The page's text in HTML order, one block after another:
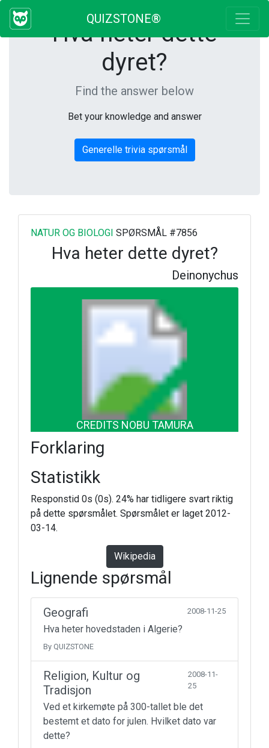
QUIZSTONE®
Hva heter dette
dyret?
Find the answer below
Bet your knowledge and answer
Generelle trivia spørsmål
NATUR OG BIOLOGI SPØRSMÅL #7856
Hva heter dette dyret?
Deinonychus
CREDITS NOBU TAMURA
Forklaring
Statistikk
Responstid 0s (0s). 24% har tidligere svart riktig
på dette spørsmålet. Spørsmålet er laget 2012-
03-14.
Wikipedia
Lignende spørsmål
Geografi 2008-11-25
Hva heter hovedstaden i Algerie?
By QUIZSTONE
Religion, Kultur og
Tradisjon
2008-11-
25
Ved et kirkemøte på 300-tallet ble det
bestemt et dato for julen. Hvilket dato var
dette?